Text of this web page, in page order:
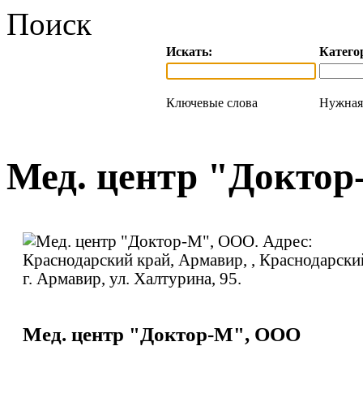
Поиск
Искать:
Ключевые слова Нужная
Мед. центр
Мед. центр "Доктор-М", ООО